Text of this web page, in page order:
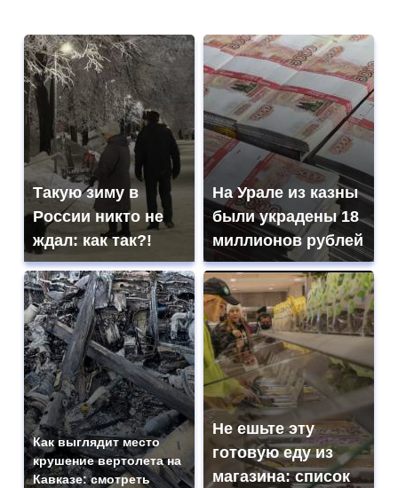
Такую зиму в
России никто не
ждал: как так?!
На Урале из казны
были украдены 18
миллионов рублей
Как выглядит место
крушение вертолета на
Кавказе: смотреть
Не ешьте эту
готовую еду из
магазина: список